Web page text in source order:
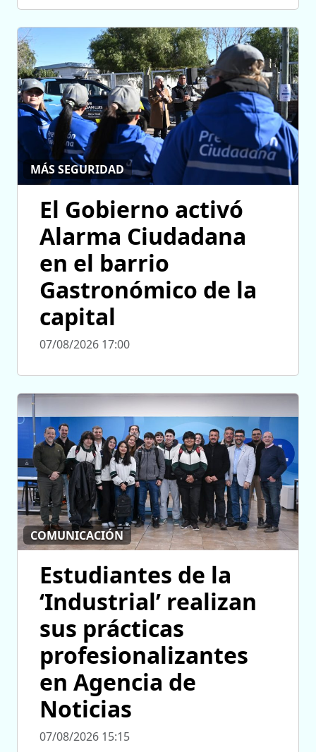
MÁS SEGURIDAD
El Gobierno activó
Alarma Ciudadana
en el barrio
Gastronómico de la
capital
07/08/2026 17:00
COMUNICACIÓN
Estudiantes de la
‘Industrial’ realizan
sus prácticas
profesionalizantes
en Agencia de
Noticias
07/08/2026 15:15